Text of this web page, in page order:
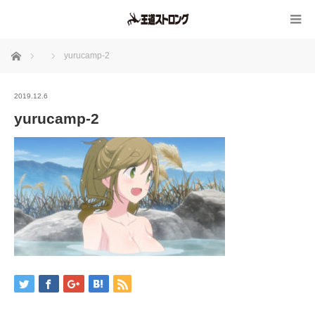
ホーム yurucamp-2
2019.12.6
yurucamp-2